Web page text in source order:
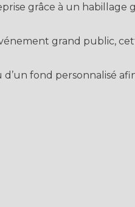
grâce à un habillage
grand public,
d’un fond personnalisé